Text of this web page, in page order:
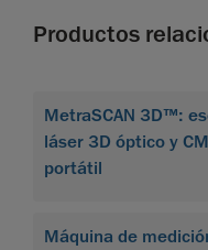
Productos
MetraSCAN 3D™:
láser 3D óptico y
portátil
Máquina de